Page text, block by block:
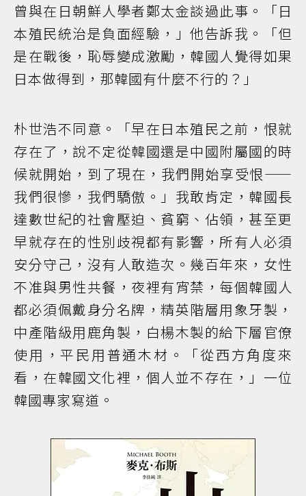
曾與在日朝鮮人學者鄭太金談過此事。「日
本殖民統治是負面經驗，」他告訴我。「但
是在戰後，恥辱變成激勵，韓國人覺得如果
日本做得到，那韓國有什麼不行的？」
朴世浩不同意。「早在日本殖民之前，恨就
存在了，說不定從韓國還是中國附屬國的時
候就開始，到了現在，我們開始享受恨——
我們很慘，我們驕傲。」我敢肯定，韓國長
達數世紀的社會壓迫、貧窮、佔領，甚至更
早就存在的性別歧視都有影響，所有人必須
安分守己，沒有人敢造次。幾百年來，女性
不准與男性共餐，夜裡有宵禁，每個韓國人
都必須佩戴身分名牌，精英階層用象牙製，
中產階級用鹿角製，白楊木製的給下層官僚
使用，平民用普通木材。「從西方角度來
看，在韓國文化裡，個人並不存在，」一位
韓國專家寫道。